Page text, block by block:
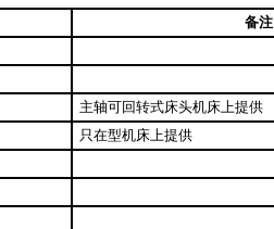
备注
主轴可回转式床头机床上提供
只在型机床上提供